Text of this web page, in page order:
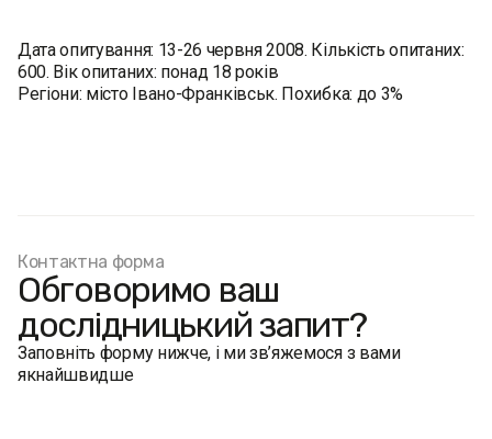
Дата опитування: 13-26 червня 2008. Кількість опитаних:
600. Вік опитаних: понад 18 років
Регіони: місто Івано-Франківськ. Похибка: до 3%
Контактна форма
Обговоримо ваш
дослідницький запит?
Заповніть форму нижче, і ми зв’яжемося з вами
якнайшвидше